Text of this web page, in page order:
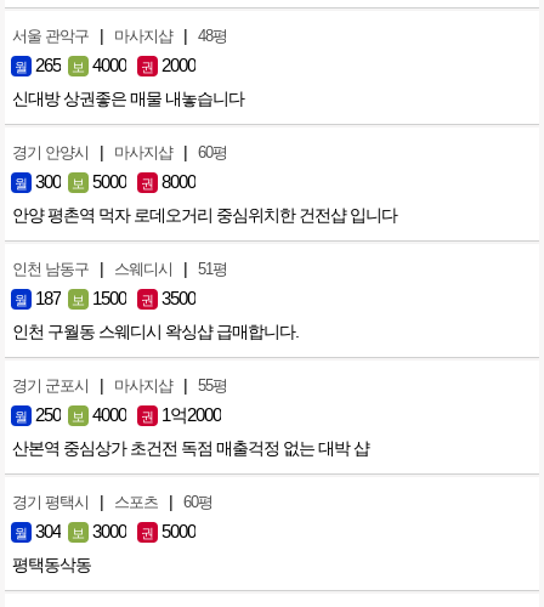
서울 관악구 | 마사지샵 | 48평
월 265 보 4000 권 2000
신대방 상권좋은 매물 내놓습니다
경기 안양시 | 마사지샵 | 60평
월 300 보 5000 권 8000
안양 평촌역 먹자 로데오거리 중심위치한 건전샵 입니다
인천 남동구 | 스웨디시 | 51평
월 187 보 1500 권 3500
인천 구월동 스웨디시 왁싱샵 급매합니다.
경기 군포시 | 마사지샵 | 55평
월 250 보 4000 권 1억2000
산본역 중심상가 초건전 독점 매출걱정 없는 대박 샵
경기 평택시 | 스포츠 | 60평
월 304 보 3000 권 5000
평택동삭동